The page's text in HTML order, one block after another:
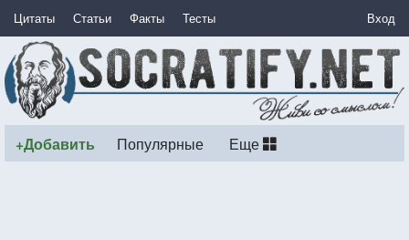
Цитаты Статьи Факты Тесты Вход
+Добавить Популярные Еще